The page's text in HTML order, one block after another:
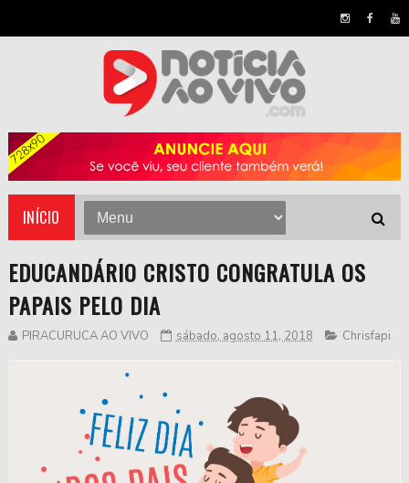
INÍCIO
EDUCANDÁRIO CRISTO CONGRATULA OS
PAPAIS PELO DIA
PIRACURUCA AO VIVO sábado, agosto 11, 2018 Chrisfapi